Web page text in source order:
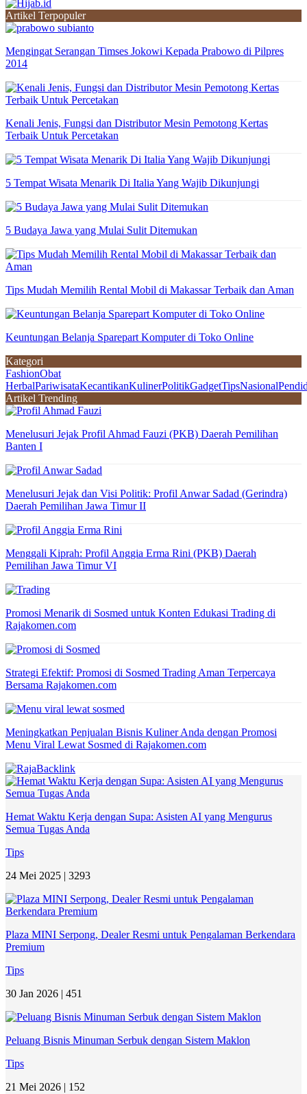
Artikel Terpopuler
Mengingat Serangan Timses Jokowi Kepada Prabowo di Pilpres
2014
Kenali Jenis, Fungsi dan Distributor Mesin Pemotong Kertas
Terbaik Untuk Percetakan
5 Tempat Wisata Menarik Di Italia Yang Wajib Dikunjungi
5 Budaya Jawa yang Mulai Sulit Ditemukan
Tips Mudah Memilih Rental Mobil di Makassar Terbaik dan Aman
Keuntungan Belanja Sparepart Komputer di Toko Online
Kategori
FashionObat
HerbalPariwisataKecantikanKulinerPolitikGadgetTipsNasional
Artikel Trending
Menelusuri Jejak Profil Ahmad Fauzi (PKB) Daerah Pemilihan
Banten I
Menelusuri Jejak dan Visi Politik: Profil Anwar Sadad (Gerindra)
Daerah Pemilihan Jawa Timur II
Menggali Kiprah: Profil Anggia Erma Rini (PKB) Daerah
Pemilihan Jawa Timur VI
Promosi Menarik di Sosmed untuk Konten Edukasi Trading di
Rajakomen.com
Strategi Efektif: Promosi di Sosmed Trading Aman Terpercaya
Bersama Rajakomen.com
Meningkatkan Penjualan Bisnis Kuliner Anda dengan Promosi
Menu Viral Lewat Sosmed di Rajakomen.com
Hemat Waktu Kerja dengan Supa: Asisten AI yang Mengurus
Semua Tugas Anda
Tips
24 Mei 2025 | 3293
Plaza MINI Serpong, Dealer Resmi untuk Pengalaman Berkendara
Premium
Tips
30 Jan 2026 | 451
Peluang Bisnis Minuman Serbuk dengan Sistem Maklon
Tips
21 Mei 2026 | 152